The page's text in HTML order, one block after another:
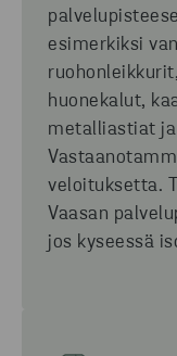
esimerkiksi
huonekalut,
metalliastiat
veloituksetta. T
Vaasan
jos kyseessä